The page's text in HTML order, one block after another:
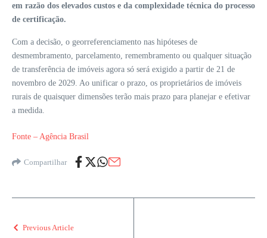
em razão dos elevados custos e da complexidade técnica do processo
de certificação.
Com a decisão, o georreferenciamento nas hipóteses de
desmembramento, parcelamento, remembramento ou qualquer situação
de transferência de imóveis agora só será exigido a partir de 21 de
novembro de 2029. Ao unificar o prazo, os proprietários de imóveis
rurais de quaisquer dimensões terão mais prazo para planejar e efetivar
a medida.
Fonte – Agência Brasil
Compartilhar
Previous Article